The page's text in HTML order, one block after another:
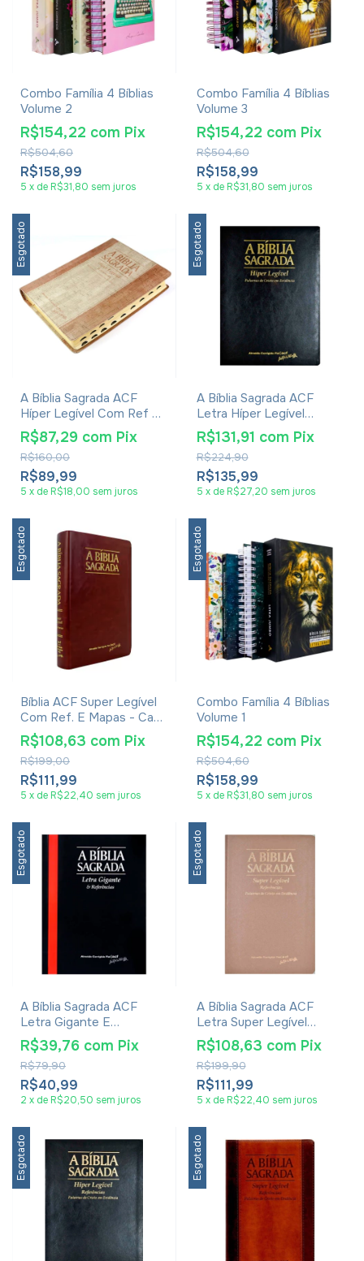
Combo Família 4 Bíblias
Volume 2
R$158,99
R$504,60
R$154,22 com Pix
5 x de R$31,80 sem juros
Combo Família 4 Bíblias
Volume 3
R$158,99
R$504,60
R$154,22 com Pix
5 x de R$31,80 sem juros
Esgotado
A Bíblia Sagrada ACF
Híper Legível Com Ref E
Palavras De Cristo Em
Evidência Luxo Cortiça
Madeira
R$89,99
R$160,00
R$87,29 com Pix
5 x de R$18,00 sem juros
Esgotado
A Bíblia Sagrada ACF
Letra Híper Legível
Palavras De Cristo Em
Evidência Luxo Preta
R$135,99
R$224,90
R$131,91 com Pix
5 x de R$27,20 sem juros
Esgotado
Bíblia ACF Super Legível
Com Ref. E Mapas - Capa
Mogno
R$111,99
R$199,00
R$108,63 com Pix
5 x de R$22,40 sem juros
Esgotado
Combo Família 4 Bíblias
Volume 1
R$158,99
R$504,60
R$154,22 com Pix
5 x de R$31,80 sem juros
Esgotado
A Bíblia Sagrada ACF
Letra Gigante E
Referências Pequena
Preta
R$40,99
R$79,90
R$39,76 com Pix
2 x de R$20,50 sem juros
Esgotado
A Bíblia Sagrada ACF
Letra Super Legível
Referências Rosa Gold
R$111,99
R$199,90
R$108,63 com Pix
5 x de R$22,40 sem juros
Esgotado Esgotado